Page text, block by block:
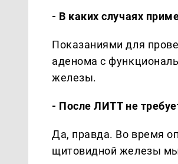
- В каких случаях
Показаниями для
аденома с
железы.
- После ЛИТТ не
Да, правда. Во время
щитовидной железы